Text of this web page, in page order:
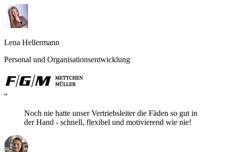
Lena Hellermann
Personal und Organisationsentwicklung
“
Noch nie hatte unser Vertriebsleiter die Fäden so gut in
der Hand - schnell, flexibel und motivierend wie nie!